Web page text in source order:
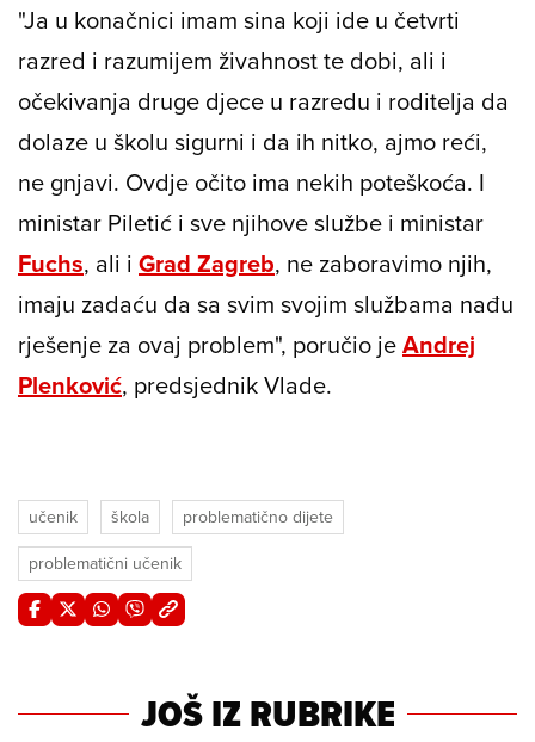
"Ja u konačnici imam sina koji ide u četvrti
razred i razumijem živahnost te dobi, ali i
očekivanja druge djece u razredu i roditelja da
dolaze u školu sigurni i da ih nitko, ajmo reći,
ne gnjavi. Ovdje očito ima nekih poteškoća. I
ministar Piletić i sve njihove službe i ministar
Fuchs, ali i Grad Zagreb, ne zaboravimo njih,
imaju zadaću da sa svim svojim službama nađu
rješenje za ovaj problem", poručio jeAndrej
Plenković, predsjednik Vlade.
učenik škola
problematično dijete
problematični učenik
JOŠ IZ RUBRIKE